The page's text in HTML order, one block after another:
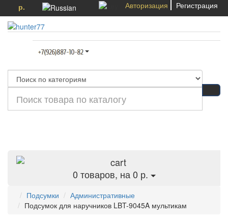
р. Авторизация Регистрация
0 товаров, на 0 р.
Подсумки
Административные
Подсумок для наручников LBT-9045A мультикам